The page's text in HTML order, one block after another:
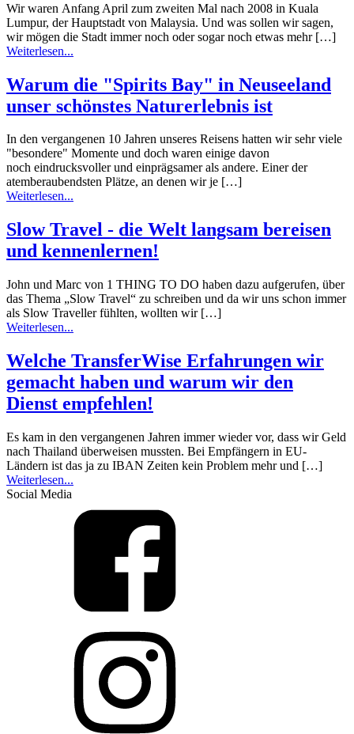
Wir waren Anfang April zum zweiten Mal nach 2008 in Kuala
Lumpur, der Hauptstadt von Malaysia. Und was sollen wir sagen,
wir mögen die Stadt immer noch oder sogar noch etwas mehr […]
Weiterlesen...
Warum die "Spirits Bay" in Neuseeland
unser schönstes Naturerlebnis ist
In den vergangenen 10 Jahren unseres Reisens hatten wir sehr viele
"besondere" Momente und doch waren einige davon
noch eindrucksvoller und einprägsamer als andere. Einer der
atemberaubendsten Plätze, an denen wir je […]
Weiterlesen...
Slow Travel - die Welt langsam bereisen
und kennenlernen!
John und Marc von 1 THING TO DO haben dazu aufgerufen, über
das Thema „Slow Travel“ zu schreiben und da wir uns schon immer
als Slow Traveller fühlten, wollten wir […]
Weiterlesen...
Welche TransferWise Erfahrungen wir
gemacht haben und warum wir den
Dienst empfehlen!
Es kam in den vergangenen Jahren immer wieder vor, dass wir Geld
nach Thailand überweisen mussten. Bei Empfängern in EU-
Ländern ist das ja zu IBAN Zeiten kein Problem mehr und […]
Weiterlesen...
Social Media